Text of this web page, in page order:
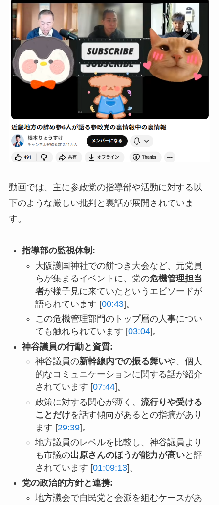
動画では、主に参政党の指導部や活動に対する以
下のような厳しい批判と裏話が展開されていま
す。
指導部の監視体制:
大阪護国神社での餅つき大会など、元党員
らが集まるイベントに、党の危機管理担当
者が様子見に来ていたというエピソードが
語られています [00:43]。
この危機管理部門のトップ層の人事につい
ても触れられています [03:04]。
神谷議員の行動と資質:
神谷議員の新幹線内での振る舞いや、個人
的なコミュニケーションに関する話が紹介
されています [07:44]。
政策に対する関心が薄く、 流行りや受ける
ことだけを話す傾向があるとの指摘があり
ます [29:39]。
地方議員のレベルを比較し、神谷議員より
も市議の出原さんのほうが能力が高いと評
されています [01:09:13]。
党の政治的方針と連携:
地方議会で自民党と会派を組むケースがあ